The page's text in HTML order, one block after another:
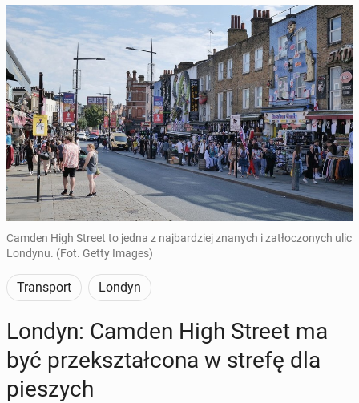
Camden High Street to jedna z najbardziej znanych i zatłoczonych ulic
Londynu. (Fot. Getty Images)
Transport Londyn
Londyn: Camden High Street ma
być prze­kształ­co­na w strefę dla
pie­szych